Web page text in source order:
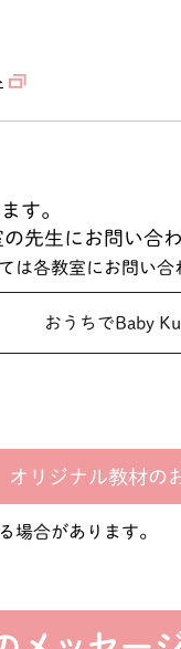
す。
先生にお問い合わ
は各教室にお問い合
おうちでBaby
オリジナル教材の
場合があります。